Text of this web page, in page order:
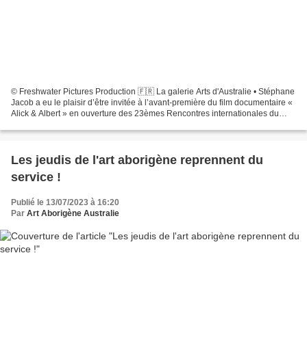
© Freshwater Pictures Production 🇫🇷 La galerie Arts d'Australie • Stéphane
Jacob a eu le plaisir d’être invitée à l’avant-première du film documentaire «
Alick & Albert » en ouverture des 23èmes Rencontres internationales du
Les jeudis de l'art aborigène reprennent du
service !
Publié le 13/07/2023 à 16:20
Par Art Aborigène Australie